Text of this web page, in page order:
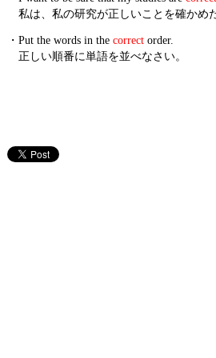
私は、私の研究が正しいことを確かめ
・ Put the words in the correct order.
正しい順番に単語を並べなさい。